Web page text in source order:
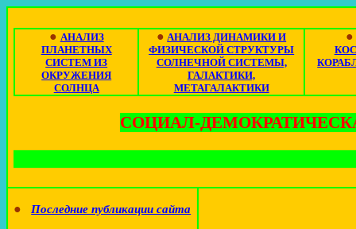
● АНАЛИЗ
ПЛАНЕТНЫХ
СИСТЕМ ИЗ
ОКРУЖЕНИЯ
СОЛНЦА
● АНАЛИЗ ДИНАМИКИ И
ФИЗИЧЕСКОЙ СТРУКТУРЫ
СОЛНЕЧНОЙ СИСТЕМЫ,
ГАЛАКТИКИ,
МЕТАГАЛАКТИКИ
СОЦИАЛ-
● Последние публикации сайта